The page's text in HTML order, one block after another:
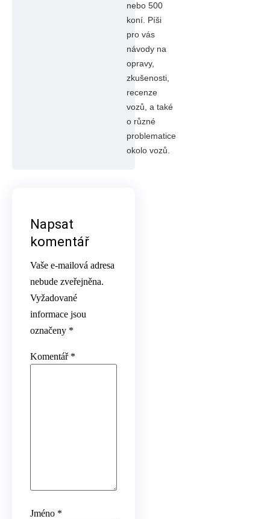
nebo 500
koní. Píši
pro vás
návody na
opravy,
zkušenosti,
recenze
vozů, a také
o různé
problematice
okolo vozů.
Napsat
komentář
Vaše e-mailová adresa
nebude zveřejněna.
Vyžadované
informace jsou
označeny *
Komentář *
Jméno *